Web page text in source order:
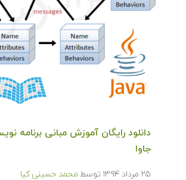
دانلود رایگان آموزش مبانی برنامه
جاوا
۲۵ مرداد ۱۳۹۴ توسط محمد حسینی کیا